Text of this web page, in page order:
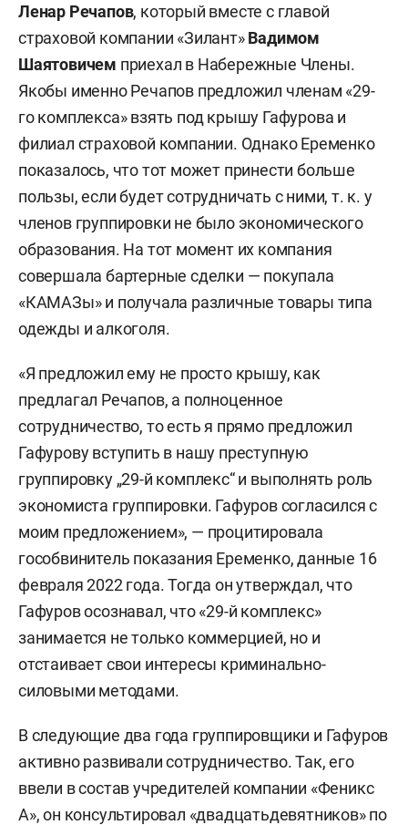
Ленар Речапов, который вместе с главой
страховой компании «Зилант»Вадимом
Шаятовичем приехал в Набережные Члены.
Якобы именно Речапов предложил членам «29-
го комплекса» взять под крышу Гафурова и
филиал страховой компании. Однако Еременко
показалось, что тот может принести больше
пользы, если будет сотрудничать с ними, т. к. у
членов группировки не было экономического
образования. На тот момент их компания
совершала бартерные сделки — покупала
«КАМАЗы» и получала различные товары типа
одежды и алкоголя.
«Я предложил ему не просто крышу, как
предлагал Речапов, а полноценное
сотрудничество, то есть я прямо предложил
Гафурову вступить в нашу преступную
группировку „29-й комплекс“ и выполнять роль
экономиста группировки. Гафуров согласился с
моим предложением», — процитировала
гособвинитель показания Еременко, данные 16
февраля 2022 года. Тогда он утверждал, что
Гафуров осознавал, что «29-й комплекс»
занимается не только коммерцией, но и
отстаивает свои интересы криминально-
силовыми методами.
В следующие два года группировщики и Гафуров
активно развивали сотрудничество. Так, его
ввели в состав учредителей компании «Феникс
А», он консультировал «двадцатьдевятников» по